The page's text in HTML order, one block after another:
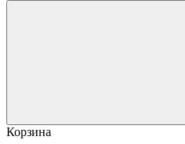
Корзина